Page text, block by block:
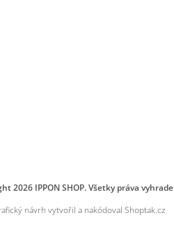
2026 IPPON SHOP. Všetky práva
návrh vytvořil a nakódoval Shoptak.cz